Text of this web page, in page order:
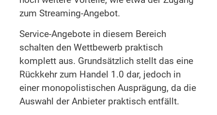
zum Streaming-Angebot.
Service-Angebote in diesem Bereich
schalten den Wettbewerb praktisch
komplett aus. Grundsätzlich stellt das eine
Rückkehr zum Handel 1.0 dar, jedoch in
einer monopolistischen Ausprägung, da die
Auswahl der Anbieter praktisch entfällt.